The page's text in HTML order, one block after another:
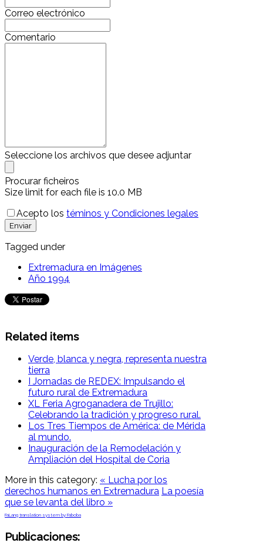
Correo electrónico
Comentario
Seleccione los archivos que desee adjuntar
Procurar ficheiros
Size limit for each file is 10.0 MB
Acepto los téminos y Condiciones legales
Enviar
Tagged under
Extremadura en Imágenes
Año 1994
Related items
Verde, blanca y negra, representa nuestra
tierra
I Jornadas de REDEX: Impulsando el
futuro rural de Extremadura
XL Feria Agroganadera de Trujillo:
Celebrando la tradición y progreso rural.
Los Tres Tiempos de América: de Mérida
al mundo.
Inauguración de la Remodelación y
Ampliación del Hospital de Coria
More in this category: « Lucha por los
derechos humanos en Extremadura La poesía
que se levanta del libro »
FaLang translation system by Faboba
Publicaciones: